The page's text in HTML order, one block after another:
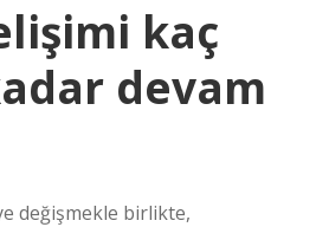
kaç
devam
değişmekle birlikte,